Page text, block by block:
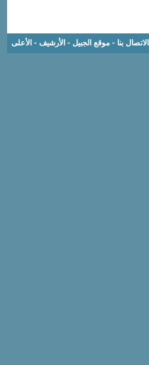
الاتصال بنا - موقع الجبيل - الأرشيف - الأعلى